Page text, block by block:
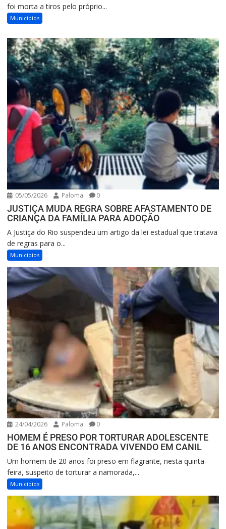
foi morta a tiros pelo próprio...
Municipios
05/05/2026 Paloma 0
JUSTIÇA MUDA REGRA SOBRE AFASTAMENTO DE
CRIANÇA DA FAMÍLIA PARA ADOÇÃO
A Justiça do Rio suspendeu um artigo da lei estadual que tratava
de regras para o...
Municipios
24/04/2026 Paloma 0
HOMEM É PRESO POR TORTURAR ADOLESCENTE
DE 16 ANOS ENCONTRADA VIVENDO EM CANIL
Um homem de 20 anos foi preso em flagrante, nesta quinta-
feira, suspeito de torturar a namorada,...
Municipios